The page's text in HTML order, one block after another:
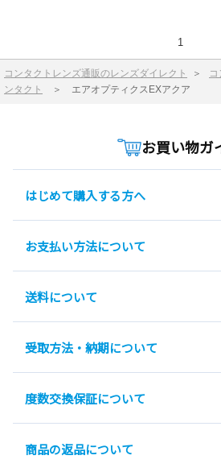
1
コンタクトレンズ通販のレンズダイレクト ＞
ンタクト
＞ エアオプティクスEXアクア
お買い物ガ
はじめて購入する方へ
お支払い方法について
送料について
受取方法・納期について
度数交換保証について
商品の返品について